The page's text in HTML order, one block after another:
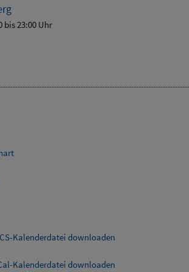
bis 23:00 Uhr
Kalenderdatei downloaden
Kalenderdatei downloaden